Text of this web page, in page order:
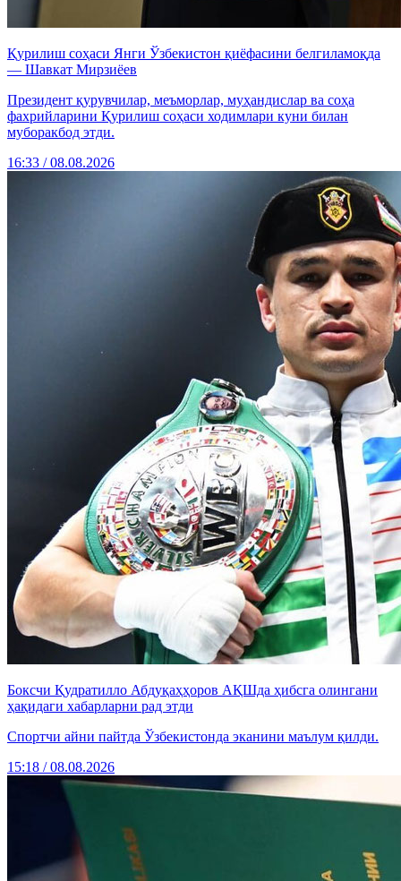
Қурилиш соҳаси Янги Ўзбекистон қиёфасини белгиламоқда
— Шавкат Мирзиёев
Президент қурувчилар, меъморлар, муҳандислар ва соҳа
фахрийларини Қурилиш соҳаси ходимлари куни билан
муборакбод этди.
16:33 / 08.08.2026
Боксчи Қудратилло Абдуқаҳҳоров АҚШда ҳибсга олингани
ҳақидаги хабарларни рад этди
Спортчи айни пайтда Ўзбекистонда эканини маълум қилди.
15:18 / 08.08.2026